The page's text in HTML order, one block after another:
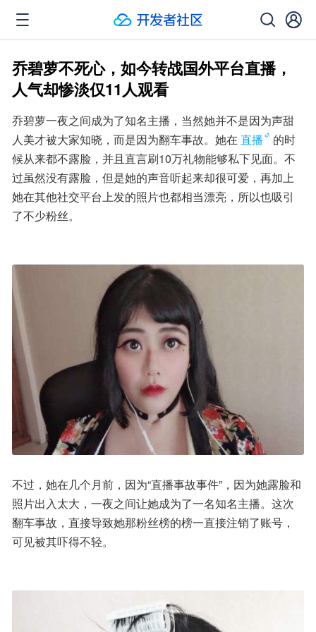
乔碧萝不死心，如今转战国外平台直播，
人气却惨淡仅11人观看
乔碧萝一夜之间成为了知名主播，当然她并不是因为声甜
人美才被大家知晓，而是因为翻车事故。她在 直播
的时
候从来都不露脸，并且直言刷10万礼物能够私下见面。不
过虽然没有露脸，但是她的声音听起来却很可爱，再加上
她在其他社交平台上发的照片也都相当漂亮，所以也吸引
了不少粉丝。
不过，她在几个月前，因为“直播事故事件”，因为她露脸和
照片出入太大，一夜之间让她成为了一名知名主播。这次
翻车事故，直接导致她那粉丝榜的榜一直接注销了账号，
可见被其吓得不轻。